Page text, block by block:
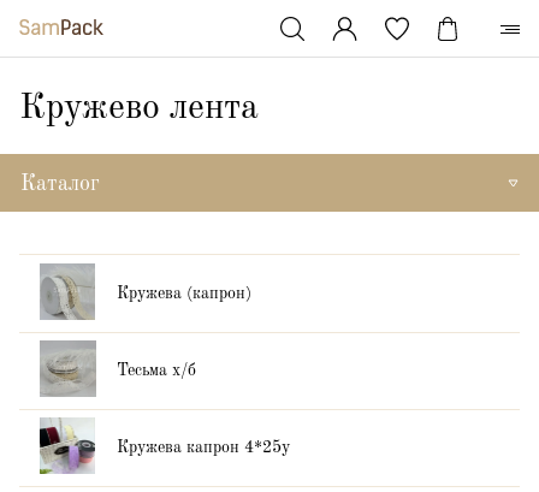
Кружево лента
Каталог
Кружева (капрон)
Тесьма х/б
Кружева капрон 4*25y